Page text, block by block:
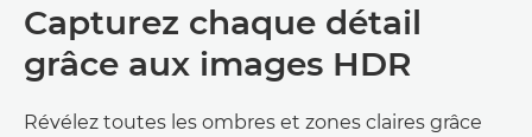
Capturez chaque détail
grâce aux images HDR
Révélez toutes les ombres et zones claires grâce